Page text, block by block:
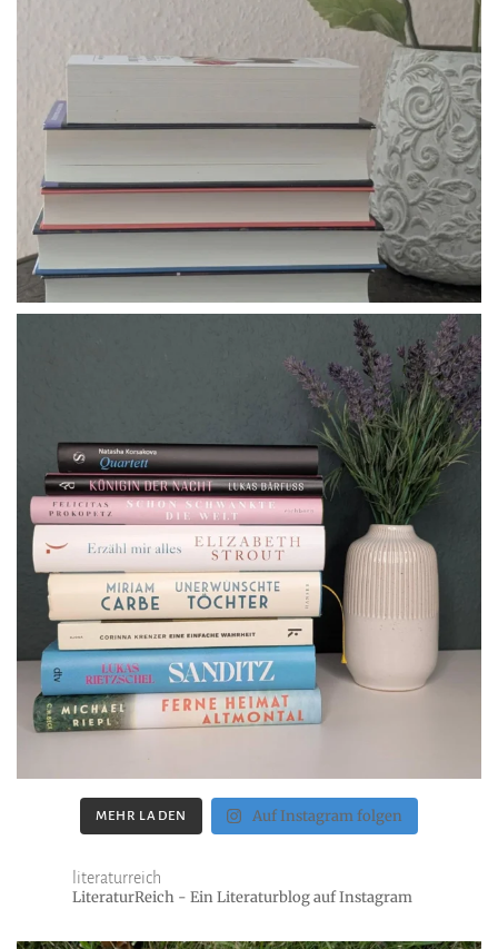
MEHR LADEN Auf Instagram folgen
literaturreich
LiteraturReich - Ein Literaturblog auf Instagram